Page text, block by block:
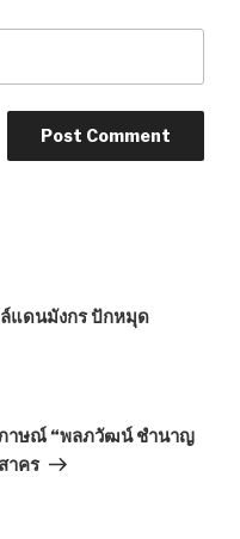
แดนมังกร ปักหมุด
ภาษณ์ “พลภวัฒน์ ชำนาญ
าคร